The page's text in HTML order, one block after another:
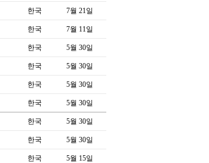
한국 7월 21일
한국 7월 11일
한국 5월 30일
한국 5월 30일
한국 5월 30일
한국 5월 30일
한국 5월 30일
한국 5월 30일
한국 5월 15일